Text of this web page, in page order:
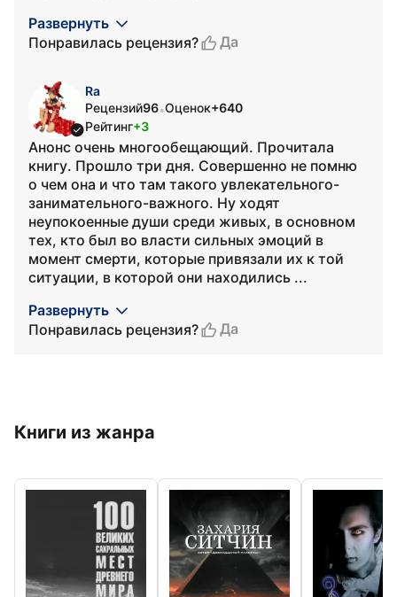
Развернуть
Понравилась рецензия?
Да
Ra
Рецензий96•Оценок+640
Рейтинг+3
Анонс очень многообещающий. Прочитала
книгу. Прошло три дня. Совершенно не помню
о чем она и что там такого увлекательного-
занимательного-важного. Ну ходят
неупокоенные души среди живых, в основном
тех, кто был во власти сильных эмоций в
момент смерти, которые привязали их к той
ситуации, в которой они находились ...
Развернуть
Понравилась рецензия?
Да
Книги из жанра